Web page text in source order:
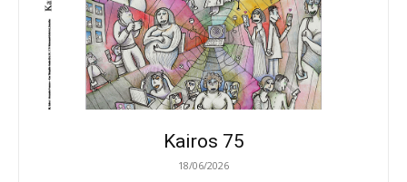
Kairos 75
18/06/2026